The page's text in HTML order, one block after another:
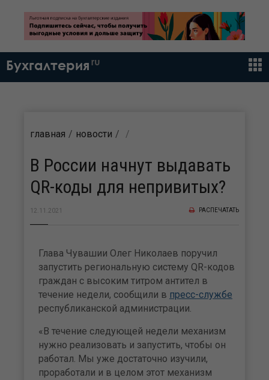
Бухгалтерия ru
главная новости
В России начнут выдавать
QR-коды для непривитых?
12.11.2021 РАСПЕЧАТАТЬ
Глава Чувашии Олег Николаев поручил
запустить региональную систему QR-кодов
граждан с высоким титром антител в
течение недели, сообщили в пресс-службе
республиканской администрации.
«В течение следующей недели механизм
нужно реализовать и запустить, чтобы он
работал. Мы уже достаточно изучили,
проработали и в целом этот механизм